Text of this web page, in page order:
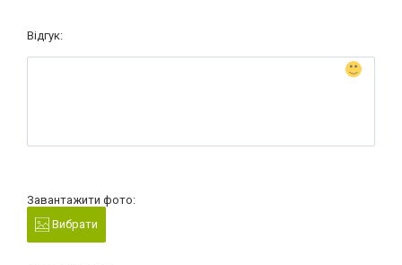
Відгук:
Завантажити фото:
Вибрати